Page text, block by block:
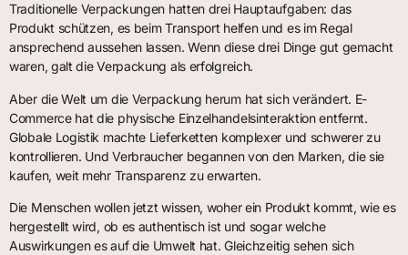
Traditionelle Verpackungen hatten drei Hauptaufgaben: das
Produkt schützen, es beim Transport helfen und es im Regal
ansprechend aussehen lassen. Wenn diese drei Dinge gut gemacht
waren, galt die Verpackung als erfolgreich.
Aber die Welt um die Verpackung herum hat sich verändert. E-
Commerce hat die physische Einzelhandelsinteraktion entfernt.
Globale Logistik machte Lieferketten komplexer und schwerer zu
kontrollieren. Und Verbraucher begannen von den Marken, die sie
kaufen, weit mehr Transparenz zu erwarten.
Die Menschen wollen jetzt wissen, woher ein Produkt kommt, wie es
hergestellt wird, ob es authentisch ist und sogar welche
Auswirkungen es auf die Umwelt hat. Gleichzeitig sehen sich